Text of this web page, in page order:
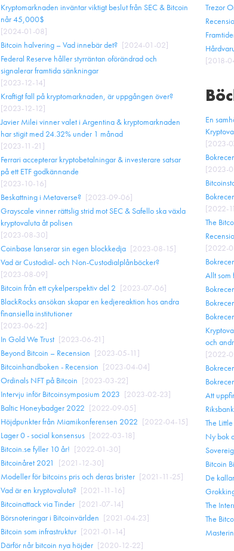
Kryptomarknaden inväntar viktigt beslut från SEC & Bitcoin
når 45,000$
[2024-01-08]
Bitcoin halvering – Vad innebär det? [2024-01-02]
Federal Reserve håller styrräntan oförändrad och
signalerar framtida sänkningar
[2023-12-14]
Kraftigt fall på kryptomarknaden, är uppgången över?
[2023-12-12]
Javier Milei vinner valet i Argentina & kryptomarknaden
har stigit med 24.32% under 1 månad
[2023-11-21 ]
Ferrari accepterar kryptobetalningar & investerare satsar
på ett ETF godkännande
[2023-10-16]
Beskattning i Metaverse? [2023-09-06]
Grayscale vinner rättslig strid mot SEC & Safello ska växla
kryptovaluta åt polisen
[2023-08-30]
Coinbase lanserar sin egen blockkedja [2023-08-15]
Vad är Custodial- och Non-Custodialplånböcker?
[2023-08-09]
Bitcoin från ett cykelperspektiv del 2 [2023-07-06]
BlackRocks ansökan skapar en kedjereaktion hos andra
finansiella institutioner
[2023-06-22]
In Gold We Trust [2023-06-21 ]
Beyond Bitcoin – Recension [2023-05-11 ]
Bitcoinhandboken - Recension [2023-04-04]
Ordinals NFT på Bitcoin [2023-03-22]
Intervju inför Bitcoinsymposium 2023 [2023-02-23]
Baltic Honeybadger 2022 [2022-09-05]
Höjdpunkter från Miamikonferensen 2022 [2022-04-15]
Lager 0 - social konsensus [2022-03-18]
Bitcoin.se fyller 10 år! [2022-01-30]
Bitcoinåret 2021
[2021-12-30]
Modeller för bitcoins pris och deras brister [2021-11-25]
Vad är en kryptovaluta? [2021-11-16]
Bitcoinattack via Tinder [2021-07-14]
Börsnoteringar i Bitcoinvärlden [2021-04-23]
Bitcoin som infrastruktur [2021-01-14]
Därför når bitcoin nya höjder [2020-12-22]
Trezor
[2018-
En
[2023-
[2023-
[2022-
The
[2022-
Allt som
och
[2022-
Att
The
Ny bok
Bitcoin
De
The
The